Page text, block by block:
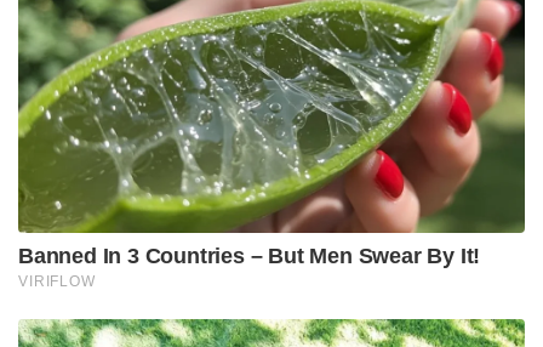
Stories you may like
ജന്തർ മന്തറിൽ പ്രതിഷേധങ്ങൾക്ക് വിലക്ക്
ഏർപ്പെടുത്തണമെന്ന് ഹർജി ; കേന്ദ്ര സർക്കാരിനോട്
നിലപാട് തേടി കോടതി
‘മുട്ടയെ പേടിക്കുന്നത് എന്തിന്? സ്വാതന്ത്ര്യ സമര
സേനാനികൾ വെടിയുണ്ടകൾ പോലും
ഏറ്റുവാങ്ങിയിരുന്നു’ ; മഹുവാ മൊയ്ത്രയെ
പരിഹസിച്ച് സുപ്രീം കോടതി
തങ്ങൾ ദയയുള്ളവരായതിനാലാണ് ഇറാൻകാർക്ക്